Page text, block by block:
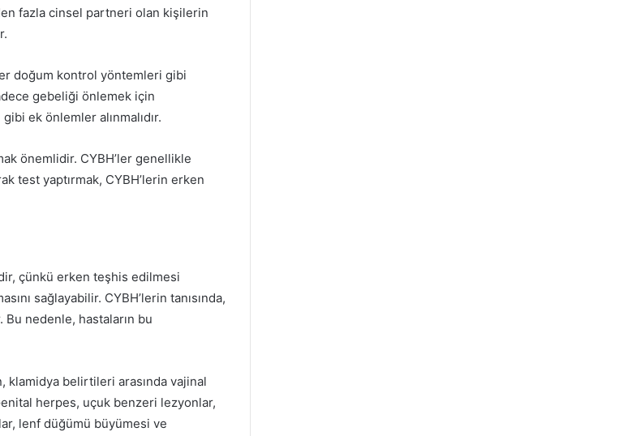
fazla cinsel partneri olan kişilerin
doğum kontrol yöntemleri gibi
gebeliği önlemek için
ek önlemler alınmalıdır.
önemlidir. CYBH’ler genellikle
test yaptırmak, CYBH’lerin erken
çünkü erken teşhis edilmesi
sağlayabilir. CYBH’lerin tanısında,
nedenle, hastaların bu
klamidya belirtileri arasında vajinal
herpes, uçuk benzeri lezyonlar,
lenf düğümü büyümesi ve